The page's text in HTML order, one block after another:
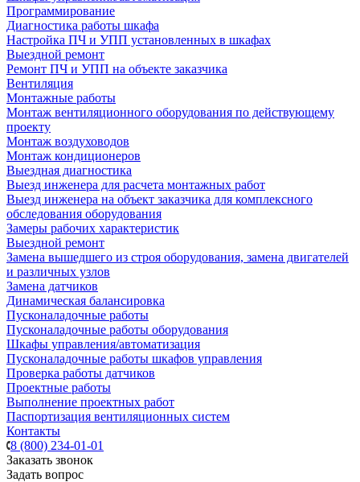
Программирование
Диагностика работы шкафа
Настройка ПЧ и УПП установленных в шкафах
Выездной ремонт
Ремонт ПЧ и УПП на объекте заказчика
Вентиляция
Монтажные работы
Монтаж вентиляционного оборудования по действующему
проекту
Монтаж воздуховодов
Монтаж кондиционеров
Выездная диагностика
Выезд инженера для расчета монтажных работ
Выезд инженера на объект заказчика для комплексного
обследования оборудования
Замеры рабочих характеристик
Выездной ремонт
Замена вышедшего из строя оборудования, замена двигателей
и различных узлов
Замена датчиков
Динамическая балансировка
Пусконаладочные работы
Пусконаладочные работы оборудования
Шкафы управления/автоматизация
Пусконаладочные работы шкафов управления
Проверка работы датчиков
Проектные работы
Выполнение проектных работ
Паспортизация вентиляционных систем
Контакты
8 (800) 234-01-01
Заказать звонок
Задать вопрос